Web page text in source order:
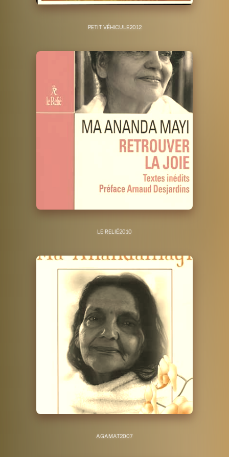
PETIT VÉHICULE2012
LE RELIÉ2010
AGAMAT2007